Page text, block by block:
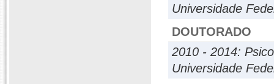
Universidade
DOUTORADO
2010 - 2014:
Universidade